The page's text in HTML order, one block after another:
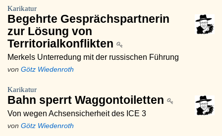
Karikatur
Begehrte Gesprächspartnerin
zur Lösung von
Territorialkonflikten
Merkels Unterredung mit der russischen Führung
von Götz Wiedenroth
Karikatur
Bahn sperrt Waggontoiletten
Von wegen Achsensicherheit des ICE 3
von Götz Wiedenroth